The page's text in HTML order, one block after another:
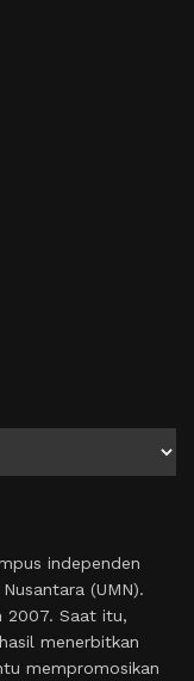
independen
(UMN).
2007. Saat itu,
menerbitkan
mempromosikan